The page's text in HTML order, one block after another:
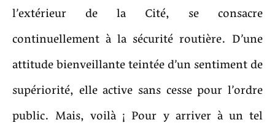
l’extérieur de la Cité, se consacre
continuellement à la sécurité routière. D’une
attitude bienveillante teintée d’un sentiment de
supériorité, elle active sans cesse pour l’ordre
public. Mais, voilà ¡ Pour y arriver à un tel